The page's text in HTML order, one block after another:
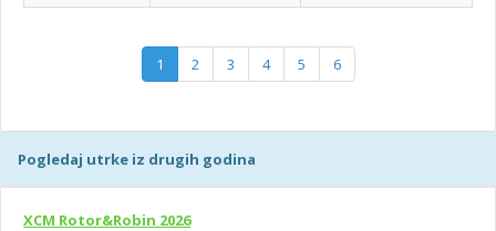
1 2 3 4 5 6
Pogledaj utrke iz drugih godina
XCM Rotor&Robin 2026